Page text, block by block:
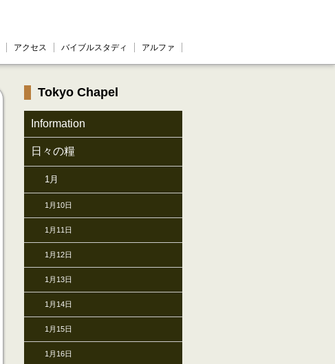
アクセス バイブルスタディ アルファ
Tokyo Chapel
Information
日々の糧
1月
1月10日
1月11日
1月12日
1月13日
1月14日
1月15日
1月16日